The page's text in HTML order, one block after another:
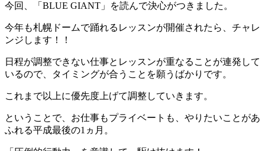
今回、「BLUE GIANT」を読んで決心がつきました。
今年も札幌ドームで踊れるレッスンが開催されたら、チャレ
ンジします！！
日程が調整できない仕事とレッスンが重なることが連発して
いるので、タイミングが合うことを願うばかりです。
これまで以上に優先度上げて調整していきます。
ということで、お仕事もプライベートも、やりたいことがあ
ふれる平成最後の1ヵ月。